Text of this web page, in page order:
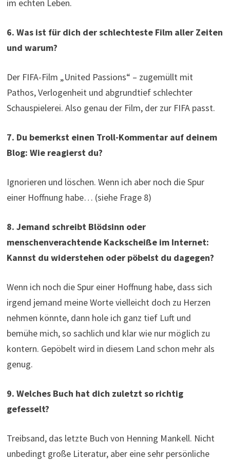
im echten Leben.
6. Was ist für dich der schlechteste Film aller Zeiten
und warum?
Der FIFA-Film „United Passions“ – zugemüllt mit
Pathos, Verlogenheit und abgrundtief schlechter
Schauspielerei. Also genau der Film, der zur FIFA passt.
7. Du bemerkst einen Troll-Kommentar auf deinem
Blog: Wie reagierst du?
Ignorieren und löschen. Wenn ich aber noch die Spur
einer Hoffnung habe… (siehe Frage 8)
8. Jemand schreibt Blödsinn oder
menschenverachtende Kackscheiße im Internet:
Kannst du widerstehen oder pöbelst du dagegen?
Wenn ich noch die Spur einer Hoffnung habe, dass sich
irgend jemand meine Worte vielleicht doch zu Herzen
nehmen könnte, dann hole ich ganz tief Luft und
bemühe mich, so sachlich und klar wie nur möglich zu
kontern. Gepöbelt wird in diesem Land schon mehr als
genug.
9. Welches Buch hat dich zuletzt so richtig
gefesselt?
Treibsand, das letzte Buch von Henning Mankell. Nicht
unbedingt große Literatur, aber eine sehr persönliche